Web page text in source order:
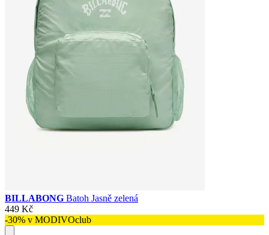
BILLABONG Batoh Jasně zelená
449 Kč
-30% v MODIVOclub